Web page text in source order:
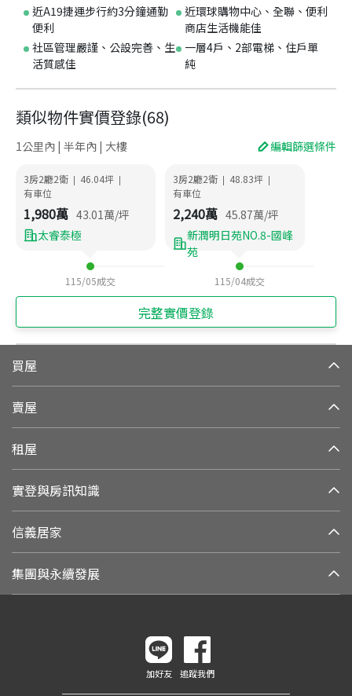
近A19捷運步行約3分鐘通勤
便利
近環球購物中心、全聯、便利
商店生活機能佳
社區管理嚴謹、公設完善、生
活質感佳
一層4戶、2部電梯、住戶單
純
類似物件實價登錄(68)
1公里內 | 半年內 | 大樓 編輯篩選條件
3房2廳2衛 | 46.04坪 |
有車位
1,980萬 43.01萬/坪
太睿泰極
115/05成交
3房2廳2衛 | 48.83坪 |
有車位
2,240萬 45.87萬/坪
新潤明日苑NO.8-國峰
苑
115/04成交
完整實價登錄
買屋
賣屋
租屋
實登與房訊知識
信義居家
集團與永續發展
加好友 追蹤我們